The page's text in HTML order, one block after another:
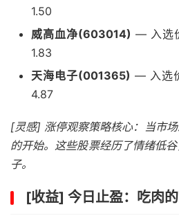
1.50
威高血净(603014) — 入选
1.83
天海电子(001365) — 入选
4.87
[灵感] 涨停观察策略核心：当市
的开始。这些股票经历了情绪低
子。
[收益] 今日止盈：吃肉